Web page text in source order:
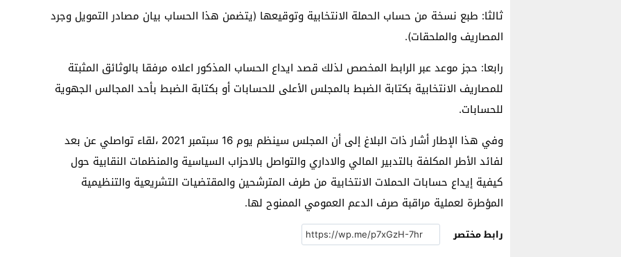
ثالثا: طبع نسخة من حساب الحملة الانتخابية وتوقيعها (يتضمن هذا الحساب بيان مصادر التمويل وجرد
المصاريف والملحقات).
رابعا: حجز موعد عبر الرابط المخصص لذلك قصد ايداع الحساب المذكور اعلاه مرفقا بالوثائق المثبتة
للمصاريف الانتخابية بكتابة الضبط بالمجلس الأعلى للحسابات أو بكتابة الضبط بأحد المجالس الجهوية
للحسابات.
وفي هذا الإطار أشار ذات البلاغ إلى أن المجلس سينظم يوم 16 سبتمبر 2021 ،لقاء تواصلي عن بعد
لفائد الأطر المكلفة بالتدبير المالي والاداري والتواصل بالاحزاب السياسية والمنظمات النقابية حول
كيفية إيداع حسابات الحملات الانتخابية من طرف المترشحين والمقتضيات التشريعية والتنظيمية
المؤطرة لعملية مراقبة صرف الدعم العمومي الممنوح لها.
رابط مختصر